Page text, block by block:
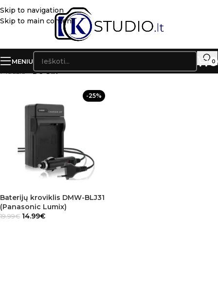
Skip to navigation
Skip to main content
MENIU 0
Pradžia»DC-S1R
-25%
Baterijų kroviklis DMW-BLJ31
(Panasonic Lumix)
19.99€ 14.99€